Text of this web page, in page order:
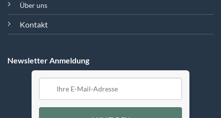
Über uns
Kontakt
Newsletter Anmeldung